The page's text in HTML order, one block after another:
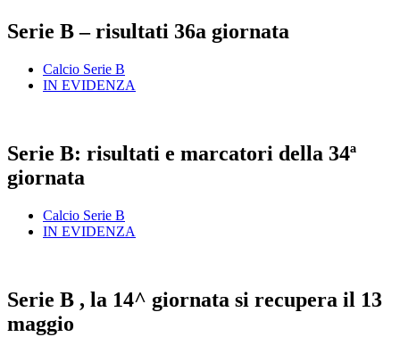
Serie B – risultati 36a giornata
Calcio Serie B
IN EVIDENZA
Serie B: risultati e marcatori della 34ª
giornata
Calcio Serie B
IN EVIDENZA
Serie B , la 14^ giornata si recupera il 13
maggio